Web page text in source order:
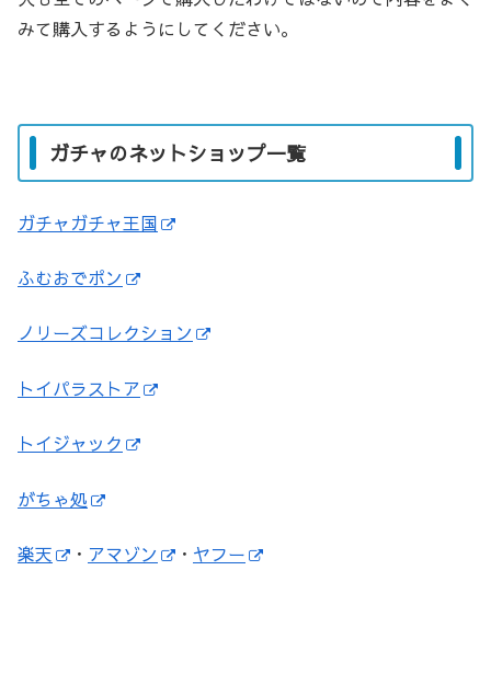
みて購入するようにしてください。
ガチャのネットショップ一覧
ガチャガチャ王国
ふむおでポン
ノリーズコレクション
トイパラストア
トイジャック
がちゃ処
楽天 ・ アマゾン ・ ヤフー